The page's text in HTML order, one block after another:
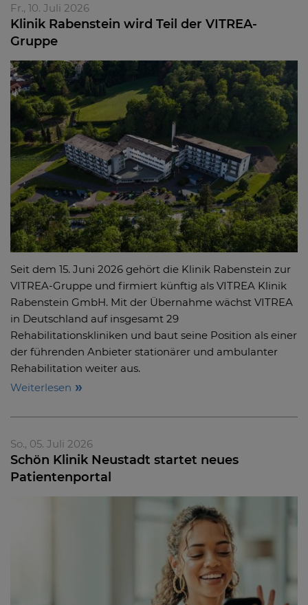
Fr., 10. Juli 2026
Klinik Rabenstein wird Teil der VITREA-
Gruppe
Seit dem 15. Juni 2026 gehört die Klinik Rabenstein zur
VITREA-Gruppe und firmiert künftig als VITREA Klinik
Rabenstein GmbH. Mit der Übernahme wächst VITREA
in Deutschland auf insgesamt 29
Rehabilitationskliniken und baut seine Position als einer
der führenden Anbieter stationärer und ambulanter
Rehabilitation weiter aus.
Weiterlesen
So., 05. Juli 2026
Schön Klinik Neustadt startet neues
Patientenportal